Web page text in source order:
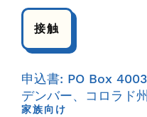
接触
申込書: PO Box
デンバー、コロラド
家族向け